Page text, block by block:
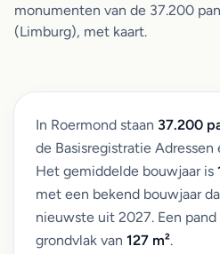
monumenten van de 37.200
(Limburg), met kaart.
In Roermond staan 37.200
de Basisregistratie
Het gemiddelde bouwjaar is
met een bekend bouwjaar
nieuwste uit 2027. Een
grondvlak van 127 m².